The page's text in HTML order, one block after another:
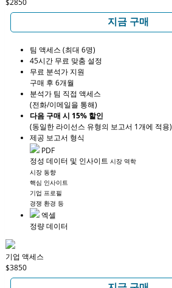
$2850
지금 구매
팀 액세스 (최대 6명)
45시간 무료 맞춤 설정
무료 분석가 지원
구매 후 6개월
분석가 팀 직접 액세스
(전화/이메일을 통해)
다음 구매 시 15% 할인
(동일한 라이선스 유형의 보고서 1개에 적용)
제공 보고서 형식
PDF
정성 데이터 및 인사이트 시장 역학
시장 동향
핵심 인사이트
기업 프로필
경쟁 환경 등
엑셀
정량 데이터
기업 액세스
$3850